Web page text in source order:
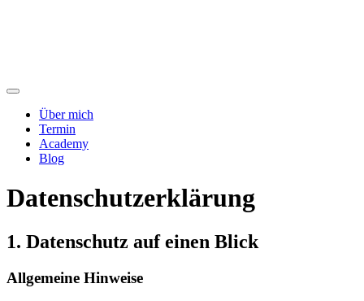
Über mich
Termin
Academy
Blog
Datenschutz­erklärung
1. Datenschutz auf einen Blick
Allgemeine Hinweise